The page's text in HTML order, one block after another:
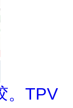
。TPV